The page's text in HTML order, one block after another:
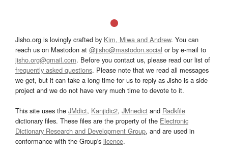
Jisho.org is lovingly crafted by Kim, Miwa and Andrew. You can
reach us on Mastodon at @jisho@mastodon.social or by e-mail to
jisho.org@gmail.com. Before you contact us, please read our list of
frequently asked questions. Please note that we read all messages
we get, but it can take a long time for us to reply as Jisho is a side
project and we do not have very much time to devote to it.
This site uses the JMdict, Kanjidic2, JMnedict and Radkfile
dictionary files. These files are the property of the Electronic
Dictionary Research and Development Group, and are used in
conformance with the Group's licence.